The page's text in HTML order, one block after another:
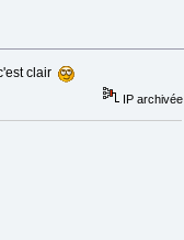
clair
IP archivée